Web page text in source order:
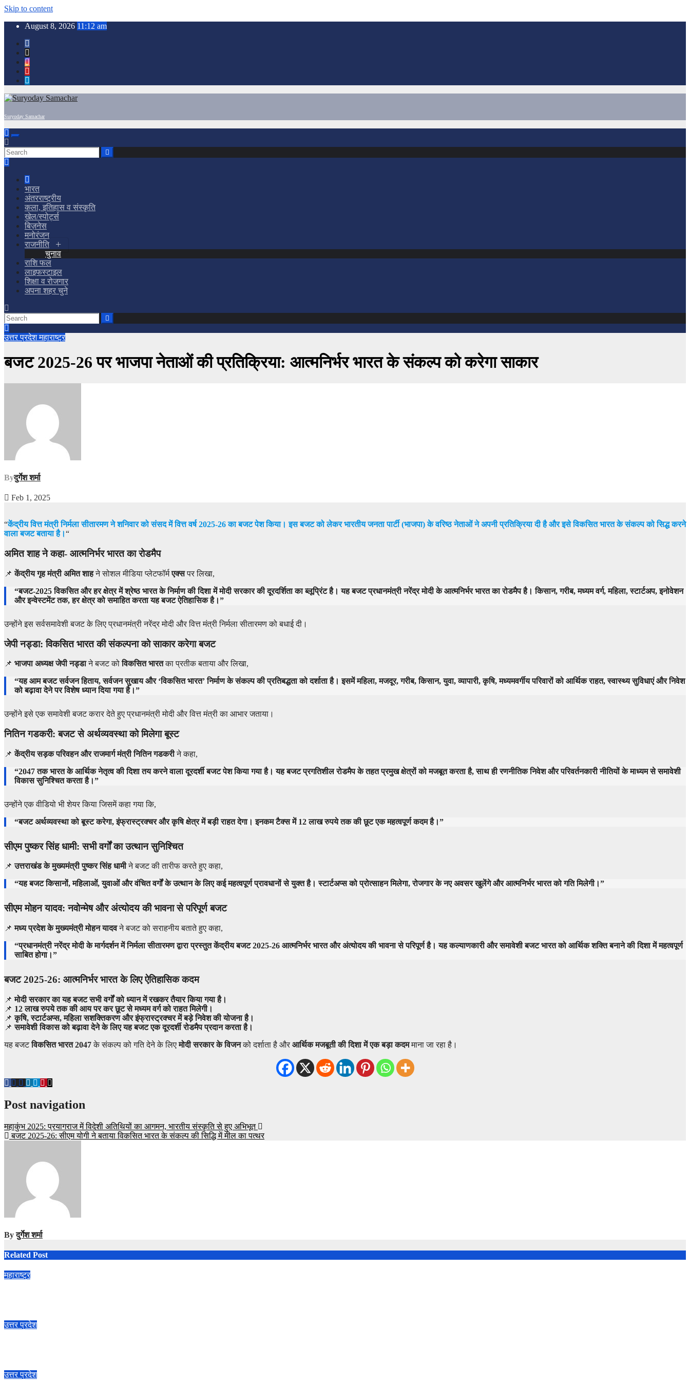
Skip to content
August 8, 2026 11:12 am
Suryoday Samachar
भारत
अंतरराष्ट्रीय
कला, इतिहास व संस्कृति
खेल/स्पोर्ट्स
बिज़नेस
मनोरंजन
राजनीति
चुनाव
राशि फल
लाइफस्टाइल
शिक्षा व रोजगार
अपना शहर चुने
उत्तर प्रदेशमहाराष्ट्र
बजट 2025-26 पर भाजपा नेताओं की प्रतिक्रिया: आत्मनिर्भर भारत के संकल्प को करेगा साकार
Byदुर्गेश शर्मा
Feb 1, 2025
“केंद्रीय वित्त मंत्री निर्मला सीतारमण ने शनिवार को संसद में वित्त वर्ष 2025-26 का बजट पेश किया। इस बजट को लेकर भारतीय जनता पार्टी (भाजपा) के वरिष्ठ नेताओं ने अपनी प्रतिक्रिया दी है और इसे विकसित भारत के संकल्प को सिद्ध करने
वाला बजट बताया है।“
अमित शाह ने कहा- आत्मनिर्भर भारत का रोडमैप
📌केंद्रीय गृह मंत्री अमित शाहने सोशल मीडिया प्लेटफॉर्मएक्सपर लिखा,
“बजट-2025 विकसित और हर क्षेत्र में श्रेष्ठ भारत के निर्माण की दिशा में मोदी सरकार की दूरदर्शिता का ब्लूप्रिंट है। यह बजट प्रधानमंत्री नरेंद्र मोदी के आत्मनिर्भर भारत का रोडमैप है। किसान, गरीब, मध्यम वर्ग, महिला, स्टार्टअप, इनोवेशन
और इन्वेस्टमेंट तक, हर क्षेत्र को समाहित करता यह बजट ऐतिहासिक है।”
उन्होंने इस सर्वसमावेशी बजट के लिए प्रधानमंत्री नरेंद्र मोदी और वित्त मंत्री निर्मला सीतारमण को बधाई दी।
जेपी नड्डा: विकसित भारत की संकल्पना को साकार करेगा बजट
📌 भाजपा अध्यक्ष जेपी नड्डाने बजट कोविकसित भारतका प्रतीक बताया और लिखा,
“यह आम बजट सर्वजन हिताय, सर्वजन सुखाय और ‘विकसित भारत’ निर्माण के संकल्प की प्रतिबद्धता को दर्शाता है। इसमें महिला, मजदूर, गरीब, किसान, युवा, व्यापारी, कृषि, मध्यमवर्गीय परिवारों को आर्थिक राहत, स्वास्थ्य सुविधाएं और निवेश
को बढ़ावा देने पर विशेष ध्यान दिया गया है।”
उन्होंने इसे एक समावेशी बजट करार देते हुए प्रधानमंत्री मोदी और वित्त मंत्री का आभार जताया।
नितिन गडकरी: बजट से अर्थव्यवस्था को मिलेगा बूस्ट
📌केंद्रीय सड़क परिवहन और राजमार्ग मंत्री नितिन गडकरीने कहा,
“2047 तक भारत के आर्थिक नेतृत्व की दिशा तय करने वाला दूरदर्शी बजट पेश किया गया है। यह बजट प्रगतिशील रोडमैप के तहत प्रमुख क्षेत्रों को मजबूत करता है, साथ ही रणनीतिक निवेश और परिवर्तनकारी नीतियों के माध्यम से समावेशी
विकास सुनिश्चित करता है।”
उन्होंने एक वीडियो भी शेयर किया जिसमें कहा गया कि,
“बजट अर्थव्यवस्था को बूस्ट करेगा, इंफ्रास्ट्रक्चर और कृषि क्षेत्र में बड़ी राहत देगा। इनकम टैक्स में 12 लाख रुपये तक की छूट एक महत्वपूर्ण कदम है।”
सीएम पुष्कर सिंह धामी: सभी वर्गों का उत्थान सुनिश्चित
📌उत्तराखंड के मुख्यमंत्री पुष्कर सिंह धामीने बजट की तारीफ करते हुए कहा,
“यह बजट किसानों, महिलाओं, युवाओं और वंचित वर्गों के उत्थान के लिए कई महत्वपूर्ण प्रावधानों से युक्त है। स्टार्टअप्स को प्रोत्साहन मिलेगा, रोजगार के नए अवसर खुलेंगे और आत्मनिर्भर भारत को गति मिलेगी।”
सीएम मोहन यादव: नवोन्मेष और अंत्योदय की भावना से परिपूर्ण बजट
📌मध्य प्रदेश के मुख्यमंत्री मोहन यादवने बजट को सराहनीय बताते हुए कहा,
“प्रधानमंत्री नरेंद्र मोदी के मार्गदर्शन में निर्मला सीतारमण द्वारा प्रस्तुत केंद्रीय बजट 2025-26 आत्मनिर्भर भारत और अंत्योदय की भावना से परिपूर्ण है। यह कल्याणकारी और समावेशी बजट भारत को आर्थिक शक्ति बनाने की दिशा में महत्वपूर्ण
साबित होगा।”
बजट 2025-26: आत्मनिर्भर भारत के लिए ऐतिहासिक कदम
📌मोदी सरकार का यह बजट सभी वर्गों को ध्यान में रखकर तैयार किया गया है।
📌 12 लाख रुपये तक की आय पर कर छूट से मध्यम वर्ग को राहत मिलेगी।
📌कृषि, स्टार्टअप्स, महिला सशक्तिकरण और इंफ्रास्ट्रक्चर में बड़े निवेश की योजना है।
📌समावेशी विकास को बढ़ावा देने के लिए यह बजट एक दूरदर्शी रोडमैप प्रदान करता है।
यह बजटविकसित भारत 2047के संकल्प को गति देने के लिएमोदी सरकार के विजनको दर्शाता है और आर्थिक मजबूती की दिशा में एक बड़ा कदममाना जा रहा है।
Post navigation
महाकुंभ 2025: प्रयागराज में विदेशी अतिथियों का आगमन, भारतीय संस्कृति से हुए अभिभूत
बजट 2025-26: सीएम योगी ने बताया विकसित भारत के संकल्प की सिद्धि में मील का पत्थर
Byदुर्गेश शर्मा
Related Post
महाराष्ट्र
उत्तर प्रदेश
उत्तर प्रदेश